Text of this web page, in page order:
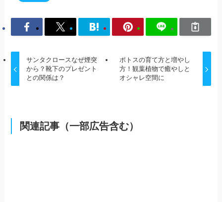
サンタクロースなぜ煙突
から？靴下のプレゼント
との関係は？
ポトスの育て方と増やし
方！観葉植物で癒やしと
オシャレ空間に
関連記事（一部広告含む）